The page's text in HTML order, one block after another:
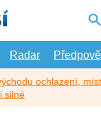
Radar
ochlazení,
silné